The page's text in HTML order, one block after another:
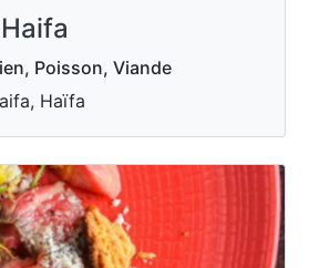
Poisson, Viande
Haïfa